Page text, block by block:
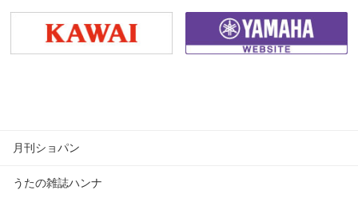
月刊ショパン
うたの雑誌ハンナ